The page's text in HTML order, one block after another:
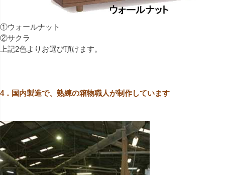
①ウォールナット
②サクラ
上記2色よりお選び頂けます。
4．国内製造で、熟練の箱物職人が制作しています